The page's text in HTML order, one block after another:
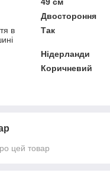
49 см
Двостороння
в
Так
Нідерланди
Коричневий
цей товар